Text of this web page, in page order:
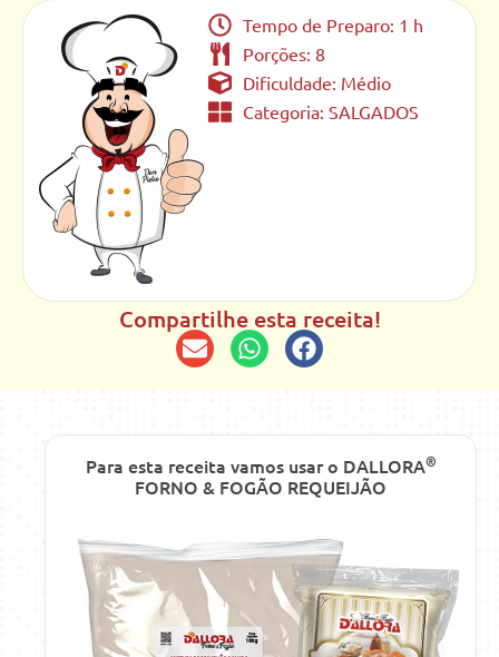
Tempo de Preparo: 1 h
Porções: 8
Dificuldade: Médio
Categoria:SALGADOS
Compartilhe esta receita!
Para esta receita vamos usar o DALLORA®
FORNO & FOGÃO REQUEIJÃO